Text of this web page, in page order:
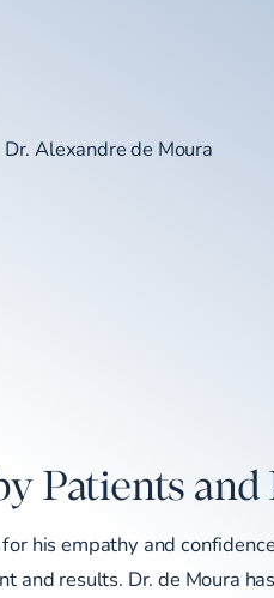
Dr. Alexandre de Moura
Patients and
his empathy and
and results. Dr. de Moura